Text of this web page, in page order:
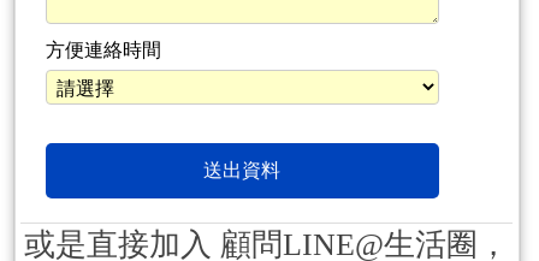
方便連絡時間
或是直接加入 顧問LINE@生活圈，